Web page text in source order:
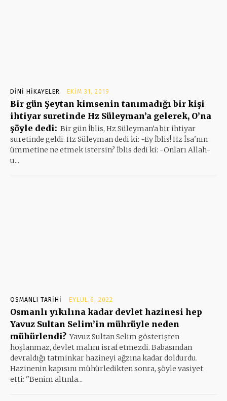
DINI HIKAYELER EKIM 31, 2019
Bir gün Şeytan kimsenin tanımadığı bir kişi
ihtiyar suretinde Hz Süleyman’a gelerek, O’na
şöyle dedi: Bir gün İblis, Hz Süleyman'a bir ihtiyar
suretinde geldi. Hz Süleyman dedi ki: -Ey İblis! Hz İsa'nın
ümmetine ne etmek istersin? İblis dedi ki: -Onları Allah-
u...
OSMANLI TARIHI EYLÜL 6, 2022
Osmanlı yıkılına kadar devlet hazinesi hep
Yavuz Sultan Selim’in mührüyle neden
mühürlendi? Yavuz Sultan Selim gösterişten
hoşlanmaz, devlet malını israf etmezdi. Babasından
devraldığı tatminkar hazineyi ağzına kadar doldurdu.
Hazinenin kapısını mühürledikten sonra, şöyle vasiyet
etti: ''Benim altınla...